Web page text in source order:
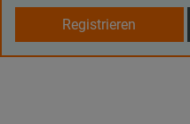
Registrieren